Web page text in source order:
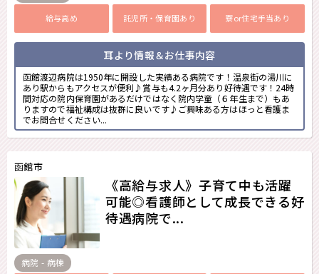
給与高め 託児所・保育園あり 寮or住宅手当あり
耳より情報＆お仕事内容
函館渡辺病院は1950年に開設した実績ある病院です！温泉街の湯川に
あり駅からもアクセスが便利♪賞与も4.2ヶ月分あり好待遇です！24時
間対応の院内保育園があるだけではなく院内学童（６年生まで）もあ
りますので福祉構成は抜群に良いです♪ご興味ある方はほっと看護ま
でお問合せください...
函館市
《高給与求人》子育て中も活躍
可能◎看護師として成長できる好
待遇病院で...
病院 - 病棟